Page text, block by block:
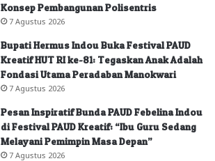
Konsep Pembangunan Polisentris
7 Agustus 2026
Bupati Hermus Indou Buka Festival PAUD
Kreatif HUT RI ke-81: Tegaskan Anak Adalah
Fondasi Utama Peradaban Manokwari
7 Agustus 2026
Pesan Inspiratif Bunda PAUD Febelina Indou
di Festival PAUD Kreatif: “Ibu Guru Sedang
Melayani Pemimpin Masa Depan”
7 Agustus 2026